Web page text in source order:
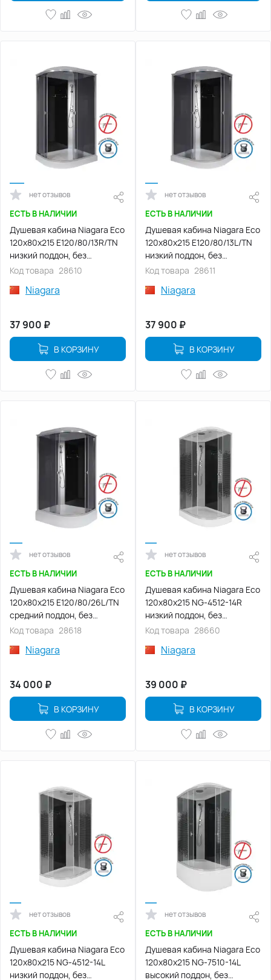
нет отзывов
ЕСТЬ В НАЛИЧИИ
Душевая кабина Niagara Eco
120х80х215 E120/80/13R/TN
низкий поддон, без
гидромассажа
Код товара 28610
Niagara
37 900 ₽
В КОРЗИНУ
нет отзывов
ЕСТЬ В НАЛИЧИИ
Душевая кабина Niagara Eco
120х80х215 E120/80/13L/TN
низкий поддон, без
гидромассажа
Код товара 28611
Niagara
37 900 ₽
В КОРЗИНУ
нет отзывов
ЕСТЬ В НАЛИЧИИ
Душевая кабина Niagara Eco
120х80х215 E120/80/26L/TN
средний поддон, без
гидромассажа
Код товара 28618
Niagara
34 000 ₽
В КОРЗИНУ
нет отзывов
ЕСТЬ В НАЛИЧИИ
Душевая кабина Niagara Eco
120х80х215 NG-4512-14R
низкий поддон, без
гидромассажа
Код товара 28660
Niagara
39 000 ₽
В КОРЗИНУ
нет отзывов
ЕСТЬ В НАЛИЧИИ
Душевая кабина Niagara Eco
120х80х215 NG-4512-14L
низкий поддон, без
нет отзывов
ЕСТЬ В НАЛИЧИИ
Душевая кабина Niagara Eco
120х80х215 NG-7510-14L
высокий поддон, без